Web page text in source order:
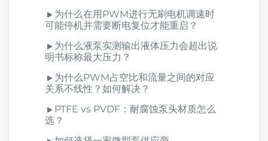
为什么在用PWM进行无刷电机调速时
可能停机并需要断电复位才能重启？
为什么液泵实测输出液体压力会超出说
明书标称最大压力？
为什么PWM占空比和流量之间的对应
关系不线性？如何解决？
PTFE vs PVDF：耐腐蚀泵头材质怎么
选？